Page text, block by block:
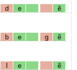
d e ẽ
b e g ẽ
l e ẽ